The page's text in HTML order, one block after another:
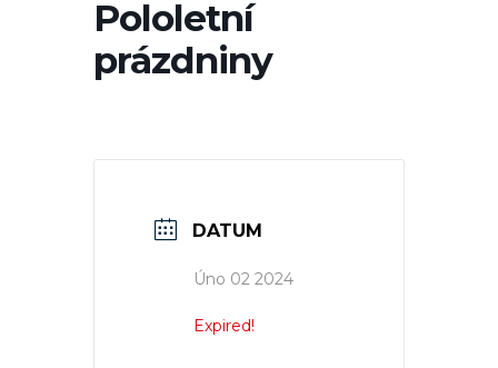
Pololetní
prázdniny
DATUM
Úno 02 2024
Expired!